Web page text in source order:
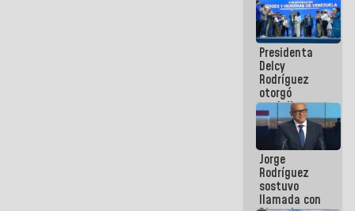
Mayor
Eléctrico
para
abordar
planes de
acción
Presidenta
Delcy
Rodríguez
otorgó
medalla
"Héroe de
Venezuela"
a servidores
públicos
Jorge
Rodríguez
sostuvo
llamada con